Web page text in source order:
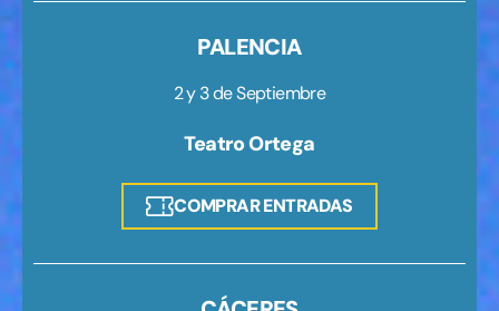
PALENCIA
2 y 3 de Septiembre
Teatro Ortega
COMPRAR ENTRADAS